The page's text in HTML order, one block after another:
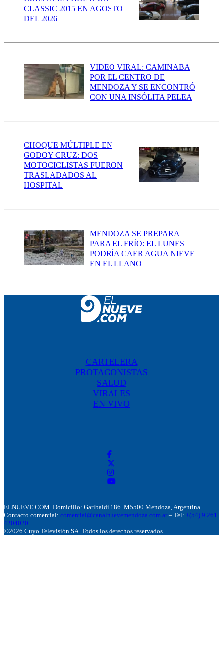
CLASSIC 2015 EN AGOSTO
DEL 2026
VIDEO VIRAL: CAMINABA
POR EL CENTRO DE
MENDOZA Y SE ENCONTRÓ
CON UNA INSÓLITA PELEA
CHOQUE MÚLTIPLE EN
GODOY CRUZ: DOS
MOTOCICLISTAS FUERON
TRASLADADOS AL
HOSPITAL
MENDOZA SE PREPARA
PARA EL FRÍO: EL LUNES
PODRÍA CAER AGUA NIEVE
EN EL LLANO
CARTELERA
PROTAGONISTAS
SALUD
VIRALES
EN VIVO
ELNUEVE.COM. Domicillo: Garibaldi 186. M5500 Mendoza, Argentina.
Contacto comercial: comercial@canalnuevemendoza.com.ar – Tel: +(54) 9 261
4204020
©2026 Cuyo Televisión SA. Todos los derechos reservados